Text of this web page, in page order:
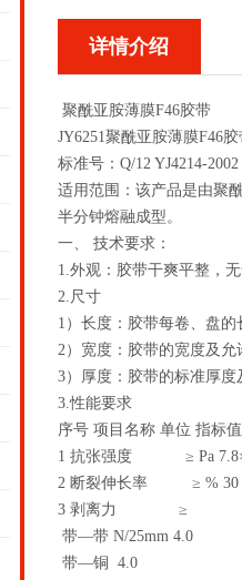
详情介绍
聚酰亚胺薄膜F46胶带
JY6251聚酰亚胺薄膜F46胶
标准号：Q/12 YJ4214-2002
适用范围：该产品是由聚
半分钟熔融成型。
一、 技术要求：
1.外观：胶带干爽平整，
2.尺寸
1）长度：胶带每卷、盘的
2）宽度：胶带的宽度及允
3）厚度：胶带的标准厚
3.性能要求
序号 项目名称 单位 指标值
1 抗张强度 ≥ Pa
2 断裂伸长率 ≥ % 30
3 剥离力 ≥
带—带 N/25mm 4.0
带—铜 4.0